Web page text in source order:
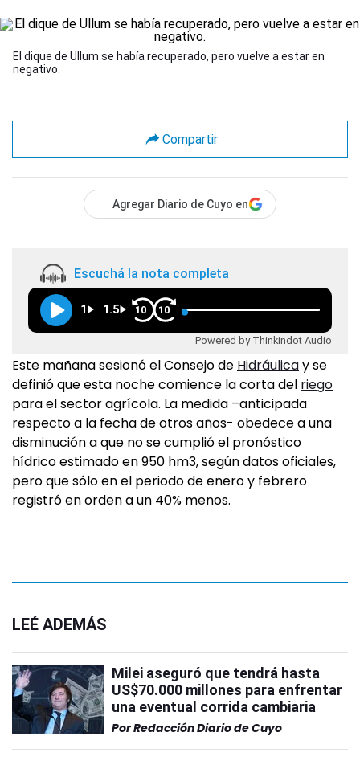
El dique de Ullum se había recuperado, pero vuelve a estar en
negativo.
Compartir
Agregar Diario de Cuyo en
Escuchá la nota completa
1 1.5 10 10
Powered by Thinkindot Audio
Este mañana sesionó el Consejo de Hidráulicay se
definió que esta noche comience la corta del riego
para el sector agrícola. La medida –anticipada
respecto a la fecha de otros años- obedece a una
disminución a que no se cumplió el pronóstico
hídrico estimado en 950 hm3, según datos oficiales,
pero que sólo en el periodo de enero y febrero
registró en orden a un 40% menos.
LEÉ ADEMÁS
Milei aseguró que tendrá hasta
US$70.000 millones para enfrentar
una eventual corrida cambiaria
PorRedacción Diario de Cuyo